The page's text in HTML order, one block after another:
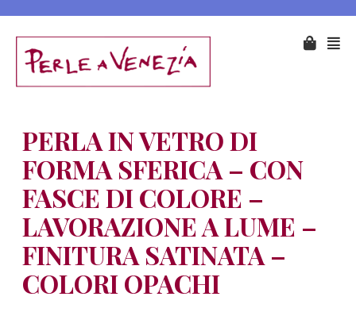
PERLA IN VETRO DI
FORMA SFERICA – CON
FASCE DI COLORE –
LAVORAZIONE A LUME –
FINITURA SATINATA –
COLORI OPACHI